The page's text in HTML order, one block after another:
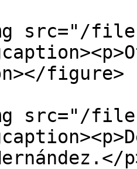
src="/
figure>
src="/files/